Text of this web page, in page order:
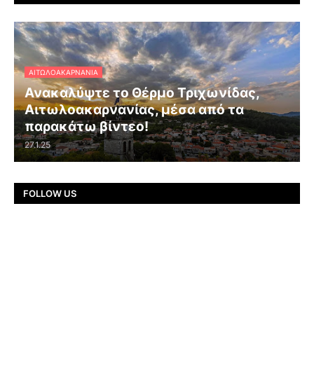
ΑΙΤΩΛΟΑΚΑΡΝΑΝΊΑ
Ανακαλύψτε το Θέρμο Τριχωνίδας,
Αιτωλοακαρνανίας, μέσα από τα
παρακάτω βίντεο!
27.1.25
FOLLOW US